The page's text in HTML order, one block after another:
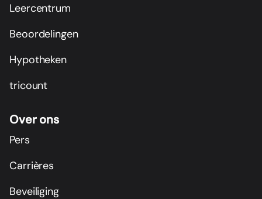
Leercentrum
Beoordelingen
Hypotheken
tricount
Over ons
Pers
Carrières
Beveiliging